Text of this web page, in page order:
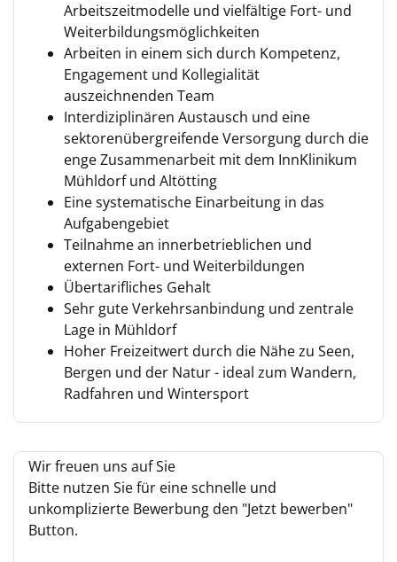
Arbeitszeitmodelle und vielfältige Fort- und
Weiterbildungsmöglichkeiten
Arbeiten in einem sich durch Kompetenz,
Engagement und Kollegialität
auszeichnenden Team
Interdiziplinären Austausch und eine
sektorenübergreifende Versorgung durch die
enge Zusammenarbeit mit dem InnKlinikum
Mühldorf und Altötting
Eine systematische Einarbeitung in das
Aufgabengebiet
Teilnahme an innerbetrieblichen und
externen Fort- und Weiterbildungen
Übertarifliches Gehalt
Sehr gute Verkehrsanbindung und zentrale
Lage in Mühldorf
Hoher Freizeitwert durch die Nähe zu Seen,
Bergen und der Natur - ideal zum Wandern,
Radfahren und Wintersport
Wir freuen uns auf Sie
Bitte nutzen Sie für eine schnelle und
unkomplizierte Bewerbung den "Jetzt bewerben"
Button.